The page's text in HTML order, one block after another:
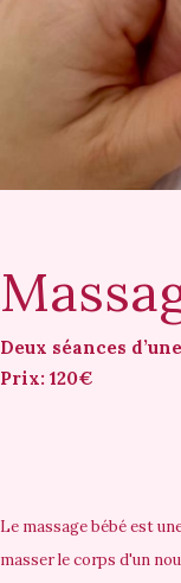
Deux séances
Prix: 120€
Le massage bébé est
masser le corps d'un